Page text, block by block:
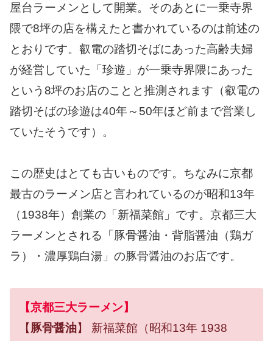
屋台ラーメンとして開業。そのあとに一乗寺界
隈で8坪の店を構えたと書かれているのは前述の
とおりです。叡電の踏切そばにあった高齢夫婦
が経営していた「珍遊」が一乗寺界隈にあった
という8坪のお店のことと推測されます（叡電の
踏切そばの珍遊は40年～50年ほど前まで営業し
ていたそうです）。
この歴史はとても古いものです。ちなみに京都
最古のラーメン店と言われているのが昭和13年
（1938年）創業の「新福菜館」です。京都三大
ラーメンとされる「豚骨醤油・背脂醤油（鶏ガ
ラ）・濃厚鶏白湯」の豚骨醤油のお店です。
【京都三大ラーメン】
【豚骨醤油】 新福菜館（昭和13年 1938